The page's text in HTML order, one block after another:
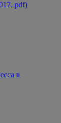
pdf)
в